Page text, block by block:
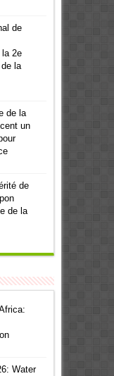
de
2e
la
de la
un
de
de la
Water